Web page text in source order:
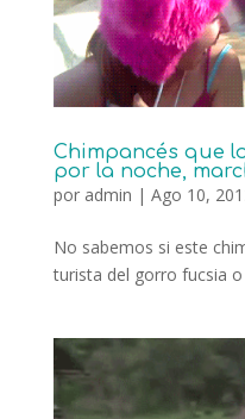
Chimpancés que
por la noche,
por admin | Ago 10,
No sabemos si este
turista del gorro fucsia